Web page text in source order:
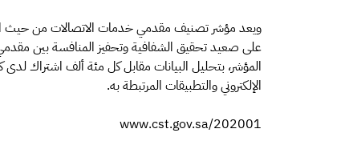
ويعد مؤشر تصنيف مقدمي خدمات الاتصالات من حيث
على صعيد تحقيق الشفافية وتحفيز المنافسة بين
المؤشر، بتحليل البيانات مقابل كل مئة ألف اشتراك
الإلكتروني والتطبيقات المرتبطة به.
www.cst.gov.sa/202001